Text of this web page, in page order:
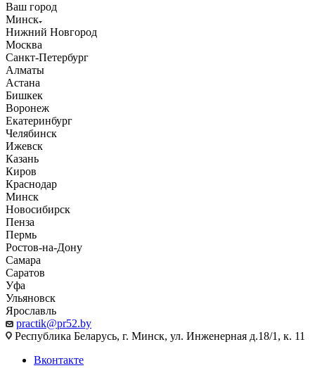
Ваш город
Минск
Нижний Новгород
Москва
Санкт-Петербург
Алматы
Астана
Бишкек
Воронеж
Екатеринбург
Челябинск
Ижевск
Казань
Киров
Краснодар
Минск
Новосибирск
Пенза
Пермь
Ростов-на-Дону
Самара
Саратов
Уфа
Ульяновск
Ярославль
practik@pr52.by
Республика Беларусь, г. Минск, ул. Инженерная д.18/1, к. 11
Вконтакте